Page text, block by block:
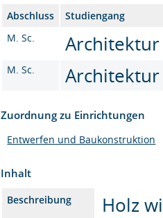
Abschluss
Studiengang
M. Sc.
Architektur
M. Sc. Architektur
Zuordnung zu Einrichtungen
Entwerfen und Baukonstruktion
Inhalt
Beschreibung
Holz